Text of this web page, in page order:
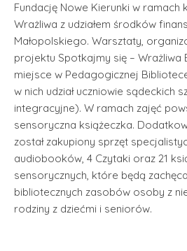
Fundację Nowe Kierunki w ramach
Wrażliwa z udziałem środków
Małopolskiego. Warsztaty,
projektu Spotkajmy się – Wrażliwa
miejsce w Pedagogicznej
w nich udział uczniowie sądeckich
integracyjne). W ramach zajęć
sensoryczna książeczka.
został zakupiony sprzęt
audiobooków, 4 Czytaki oraz 21
sensorycznych, które będą
bibliotecznych zasobów osoby z
rodziny z dziećmi i seniorów.